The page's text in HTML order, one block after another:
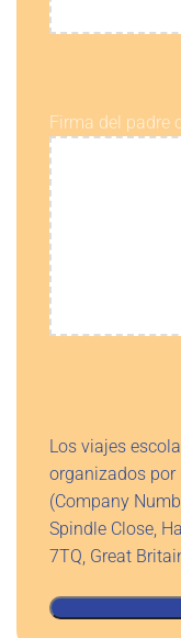
Firma del padre
Los viajes
organizados por
(Company
Spindle Close,
7TQ, Great